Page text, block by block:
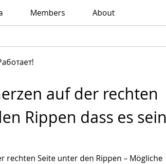
Members About
auf der rechten
Rippen dass es sein
rechten Seite unter den Rippen – Mögliche